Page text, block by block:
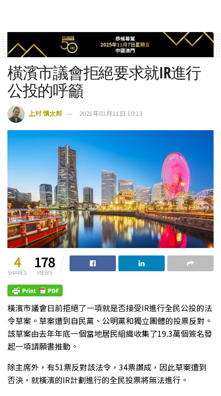
橫濱市議會拒絕要求就IR進行
公投的呼籲
上村 慎太郎 2021年01月11日 10:13
4
SHARES
178
VIEWS
橫濱市議會日前拒絕了一項就是否接受IR進行全民公投的法
令草案。草案遭到自民黨、公明黨和獨立團體的投票反對。
該草案由去年年底一個當地居民組織收集了19.3萬個簽名發
起一項請願書推動。
除主席外，有51票反對該法令，34票讚成，因此草案遭到
否決，就橫濱的IR計劃進行的全民投票將無法進行。